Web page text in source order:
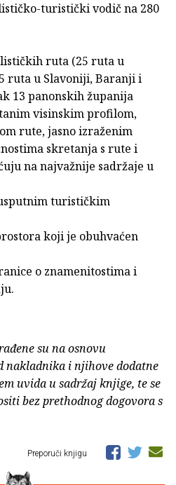
turistički vodič na 280
ruta (25 ruta u
ruta u Slavoniji, Baranji i
13 panonskih županija
visinskim profilom,
rute, jasno izraženim
skretanja s rute i
na najvažnije sadržaje u
turističkim
koji je obuhvaćen
o znamenitostima i
su na osnovu
nakladnika i njihove dodatne
uvida u sadržaj knjige, te se
bez prethodnog dogovora s
Preporuči knjigu